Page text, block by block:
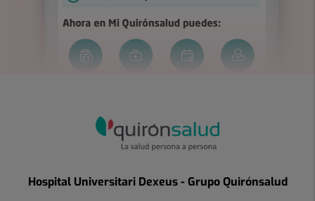
Hospital Universitari Dexeus - Grupo Quirónsalud